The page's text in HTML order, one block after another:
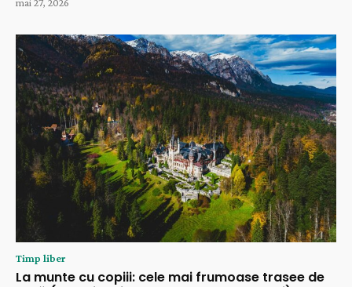
mai 27, 2026
Timp liber
La munte cu copiii: cele mai frumoase trasee de